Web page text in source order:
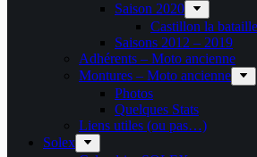
Saison 2020
Castillon la
Saisons 2012 – 2019
Adhérents – Moto ancienne
Montures – Moto ancienne
Photos
Quelques Stats
Liens utiles (ou pas…)
Solex